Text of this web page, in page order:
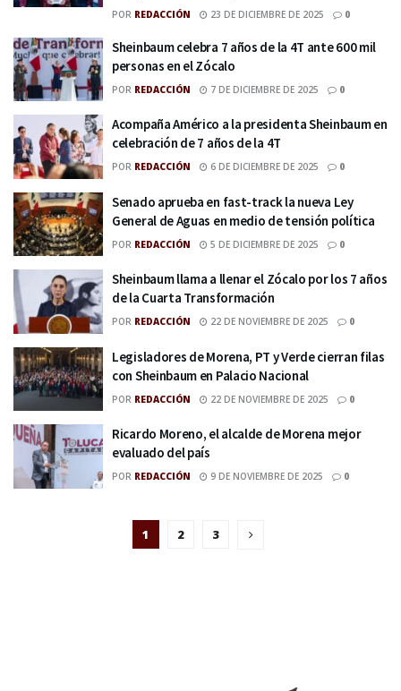
POR REDACCIÓN 23 DE DICIEMBRE DE 2025 0
Sheinbaum celebra 7 años de la 4T ante 600 mil
personas en el Zócalo
POR REDACCIÓN 7 DE DICIEMBRE DE 2025 0
Acompaña Américo a la presidenta Sheinbaum en
celebración de 7 años de la 4T
POR REDACCIÓN 6 DE DICIEMBRE DE 2025 0
Senado aprueba en fast-track la nueva Ley
General de Aguas en medio de tensión política
POR REDACCIÓN 5 DE DICIEMBRE DE 2025 0
Sheinbaum llama a llenar el Zócalo por los 7 años
de la Cuarta Transformación
POR REDACCIÓN 22 DE NOVIEMBRE DE 2025 0
Legisladores de Morena, PT y Verde cierran filas
con Sheinbaum en Palacio Nacional
POR REDACCIÓN 22 DE NOVIEMBRE DE 2025 0
Ricardo Moreno, el alcalde de Morena mejor
evaluado del país
POR REDACCIÓN 9 DE NOVIEMBRE DE 2025 0
1 2 3